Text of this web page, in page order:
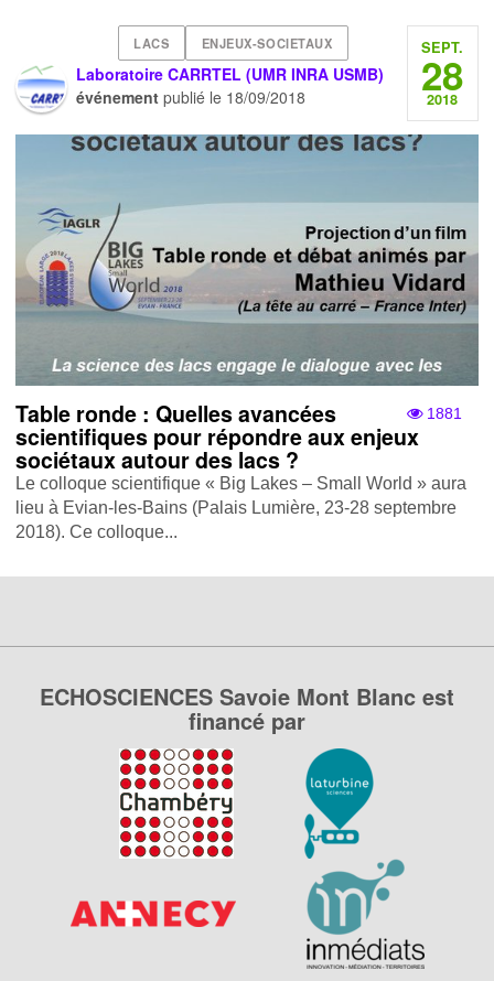
LACS ENJEUX-SOCIETAUX
Laboratoire CARRTEL (UMR INRA USMB)
événement publié le 18/09/2018
SEPT.
28
2018
1881
Table ronde : Quelles avancées
scientifiques pour répondre aux enjeux
sociétaux autour des lacs ?
Le colloque scientifique « Big Lakes – Small World » aura
lieu à Evian-les-Bains (Palais Lumière, 23-28 septembre
2018). Ce colloque...
ECHOSCIENCES Savoie Mont Blanc est
financé par